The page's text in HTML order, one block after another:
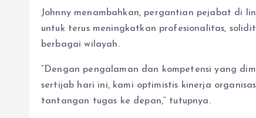
Johnny menambahkan, pergantian pejabat di
untuk terus meningkatkan profesionalitas,
berbagai wilayah.
“Dengan pengalaman dan kompetensi yang
sertijab hari ini, kami optimistis kinerja
tantangan tugas ke depan,” tutupnya.